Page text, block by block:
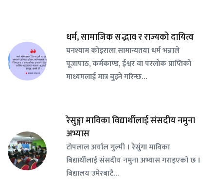
धर्म, सामाजिक सद्भाव र राज्यको दायित्व
घनश्याम कोइराला सामान्यतया धर्म भन्नाले
पूजापाठ, कर्मकाण्ड, ईश्वर वा परलोक प्राप्तिको
माध्यमलाई मात्र बुझ्ने गरिन्छ…
रेसुङ्गा माविका विद्यार्थीलाई संसदीय नमुना
अभ्यास
टोपलाल अर्याल गुल्मी । रेसुंगा माविका
बिद्यार्थीलाई संसदीय नमुना अभ्यास गराइएको छ ।
बिद्यालय उमेरबाटै…